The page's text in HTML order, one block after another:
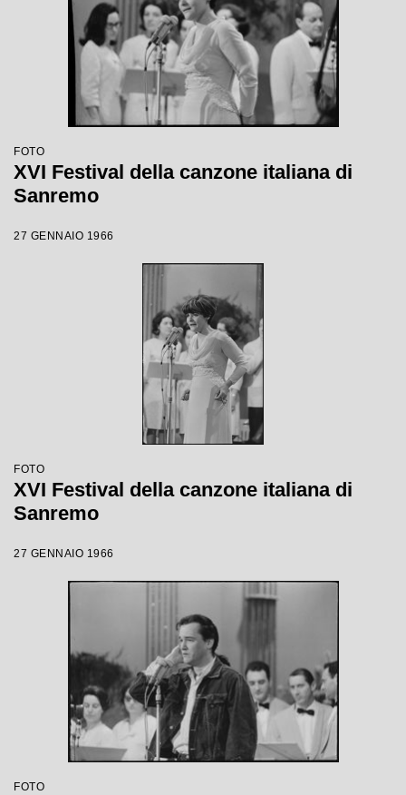
FOTO
XVI Festival della canzone italiana di
Sanremo
27 GENNAIO 1966
FOTO
XVI Festival della canzone italiana di
Sanremo
27 GENNAIO 1966
FOTO